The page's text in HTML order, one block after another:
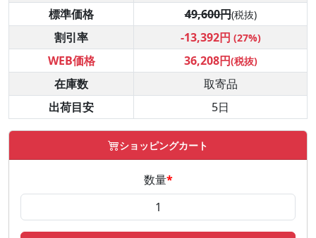
標準価格
49,600円(税抜)
割引率 -13,392円 (27%)
WEB価格 36,208円(税抜)
在庫数
取寄品
出荷目安
5日
ショッピングカート
数量*